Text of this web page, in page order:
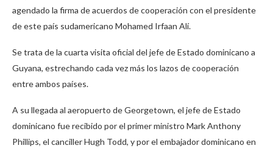
agendado la firma de acuerdos de cooperación con el presidente
de este país sudamericano Mohamed Irfaan Alí.
Se trata de la cuarta visita oficial del jefe de Estado dominicano a
Guyana, estrechando cada vez más los lazos de cooperación
entre ambos países.
A su llegada al aeropuerto de Georgetown, el jefe de Estado
dominicano fue recibido por el primer ministro Mark Anthony
Phillips, el canciller Hugh Todd, y por el embajador dominicano en